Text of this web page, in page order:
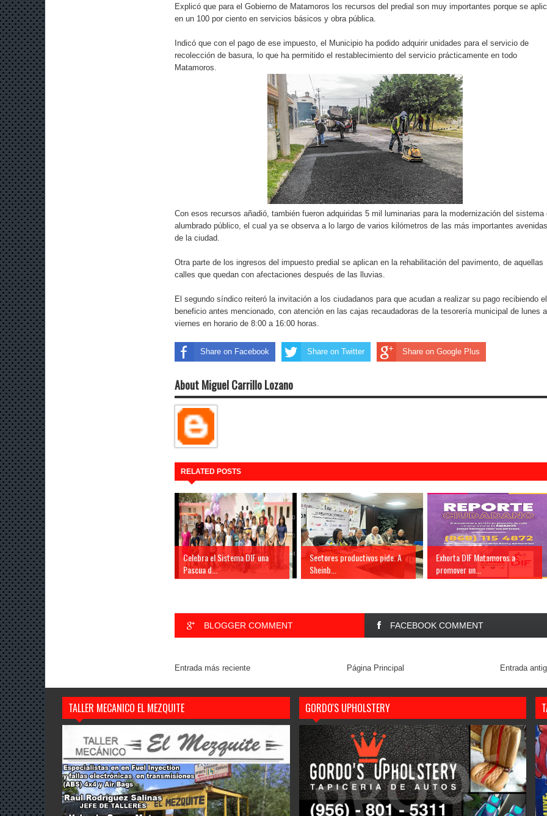
Explicó que para el Gobierno de Matamoros los recursos del predial son muy importantes porque se
en un 100 por ciento en servicios básicos y obra pública.
Indicó que con el pago de ese impuesto, el Municipio ha podido adquirir unidades para el servicio de
recolección de basura, lo que ha permitido el restablecimiento del servicio prácticamente en todo
Matamoros.
Con esos recursos añadió, también fueron adquiridas 5 mil luminarias para la modernización del sistema
alumbrado público, el cual ya se observa a lo largo de varios kilómetros de las más importantes avenidas
de la ciudad.
Otra parte de los ingresos del impuesto predial se aplican en la rehabilitación del pavimento, de aquellas
calles que quedan con afectaciones después de las lluvias.
El segundo síndico reiteró la invitación a los ciudadanos para que acudan a realizar su pago recibiendo el
beneficio antes mencionado, con atención en las cajas recaudadoras de la tesorería municipal de lunes a
viernes en horario de 8:00 a 16:00 horas.
Share on Facebook Share on Twitter Share on Google Plus
About Miguel Carrillo Lozano
RELATED POSTS
Celebra el Sistema DIF una
Pascua d...
Sectores productivos pide. A
Sheinb...
Exhorta DIF Matamoros a
promover un...
BLOGGER COMMENT FACEBOOK COMMENT
Entrada más reciente Entrada
Página Principal
TALLER MECANICO EL MEZQUITE GORDO'S UPHOLSTERY